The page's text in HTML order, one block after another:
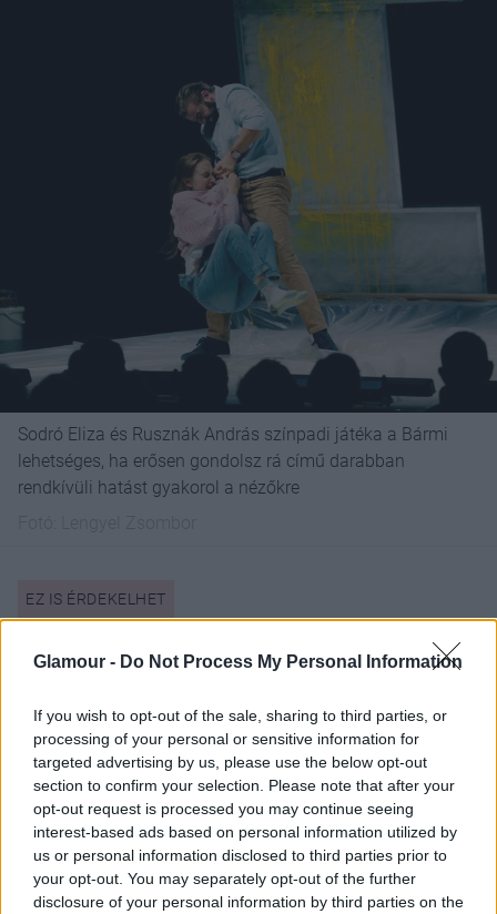
Glamour - Do Not Process My Personal Information
If you wish to opt-out of the sale, sharing to third parties, or
processing of your personal or sensitive information for
targeted advertising by us, please use the below opt-out
section to confirm your selection. Please note that after your
opt-out request is processed you may continue seeing
interest-based ads based on personal information utilized by
us or personal information disclosed to third parties prior to
your opt-out. You may separately opt-out of the further
disclosure of your personal information by third parties on the
Sodró Eliza és Rusznák András színpadi játéka a Bármi
lehetséges, ha erősen gondolsz rá című darabban
rendkívüli hatást gyakorol a nézőkre